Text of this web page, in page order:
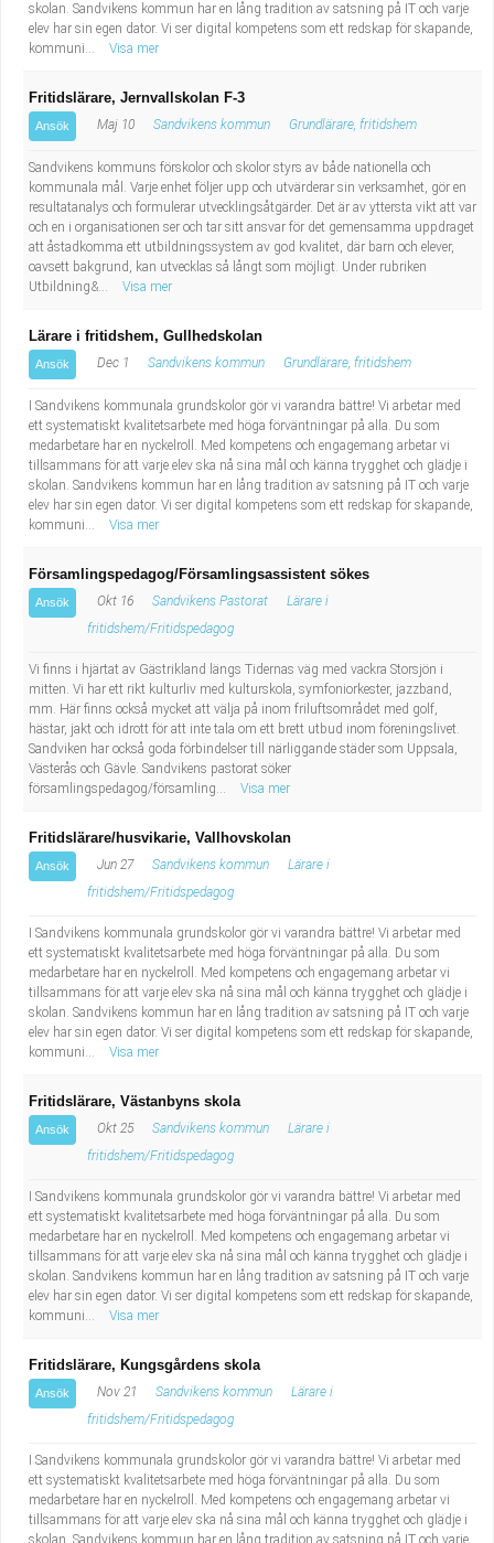
skolan. Sandvikens kommun har en lång tradition av satsning på IT och varje
elev har sin egen dator. Vi ser digital kompetens som ett redskap för skapande,
kommuni...
Visa mer
Fritidslärare, Jernvallskolan F-3
Ansök Maj 10 Sandvikens kommun Grundlärare, fritidshem
Sandvikens kommuns förskolor och skolor styrs av både nationella och
kommunala mål. Varje enhet följer upp och utvärderar sin verksamhet, gör en
resultatanalys och formulerar utvecklingsåtgärder. Det är av yttersta vikt att var
och en i organisationen ser och tar sitt ansvar för det gemensamma uppdraget
att åstadkomma ett utbildningssystem av god kvalitet, där barn och elever,
oavsett bakgrund, kan utvecklas så långt som möjligt. Under rubriken
Utbildning&...
Visa mer
Lärare i fritidshem, Gullhedskolan
Ansök Dec 1 Sandvikens kommun Grundlärare, fritidshem
I Sandvikens kommunala grundskolor gör vi varandra bättre! Vi arbetar med
ett systematiskt kvalitetsarbete med höga förväntningar på alla. Du som
medarbetare har en nyckelroll. Med kompetens och engagemang arbetar vi
tillsammans för att varje elev ska nå sina mål och känna trygghet och glädje i
skolan. Sandvikens kommun har en lång tradition av satsning på IT och varje
elev har sin egen dator. Vi ser digital kompetens som ett redskap för skapande,
kommuni...
Visa mer
Församlingspedagog/Församlingsassistent sökes
Ansök Okt 16 Sandvikens Pastorat
Lärare i
fritidshem/Fritidspedagog
Vi finns i hjärtat av Gästrikland längs Tidernas väg med vackra Storsjön i
mitten. Vi har ett rikt kulturliv med kulturskola, symfoniorkester, jazzband,
mm. Här finns också mycket att välja på inom friluftsområdet med golf,
hästar, jakt och idrott för att inte tala om ett brett utbud inom föreningslivet.
Sandviken har också goda förbindelser till närliggande städer som Uppsala,
Västerås och Gävle. Sandvikens pastorat söker
församlingspedagog/församling...
Visa mer
Fritidslärare/husvikarie, Vallhovskolan
Ansök Jun 27 Sandvikens kommun
Lärare i
fritidshem/Fritidspedagog
I Sandvikens kommunala grundskolor gör vi varandra bättre! Vi arbetar med
ett systematiskt kvalitetsarbete med höga förväntningar på alla. Du som
medarbetare har en nyckelroll. Med kompetens och engagemang arbetar vi
tillsammans för att varje elev ska nå sina mål och känna trygghet och glädje i
skolan. Sandvikens kommun har en lång tradition av satsning på IT och varje
elev har sin egen dator. Vi ser digital kompetens som ett redskap för skapande,
kommuni...
Visa mer
Fritidslärare, Västanbyns skola
Ansök Okt 25 Sandvikens kommun
Lärare i
fritidshem/Fritidspedagog
I Sandvikens kommunala grundskolor gör vi varandra bättre! Vi arbetar med
ett systematiskt kvalitetsarbete med höga förväntningar på alla. Du som
medarbetare har en nyckelroll. Med kompetens och engagemang arbetar vi
tillsammans för att varje elev ska nå sina mål och känna trygghet och glädje i
skolan. Sandvikens kommun har en lång tradition av satsning på IT och varje
elev har sin egen dator. Vi ser digital kompetens som ett redskap för skapande,
kommuni...
Visa mer
Fritidslärare, Kungsgårdens skola
Ansök Nov 21 Sandvikens kommun
Lärare i
fritidshem/Fritidspedagog
I Sandvikens kommunala grundskolor gör vi varandra bättre! Vi arbetar med
ett systematiskt kvalitetsarbete med höga förväntningar på alla. Du som
medarbetare har en nyckelroll. Med kompetens och engagemang arbetar vi
tillsammans för att varje elev ska nå sina mål och känna trygghet och glädje i
skolan. Sandvikens kommun har en lång tradition av satsning på IT och varje